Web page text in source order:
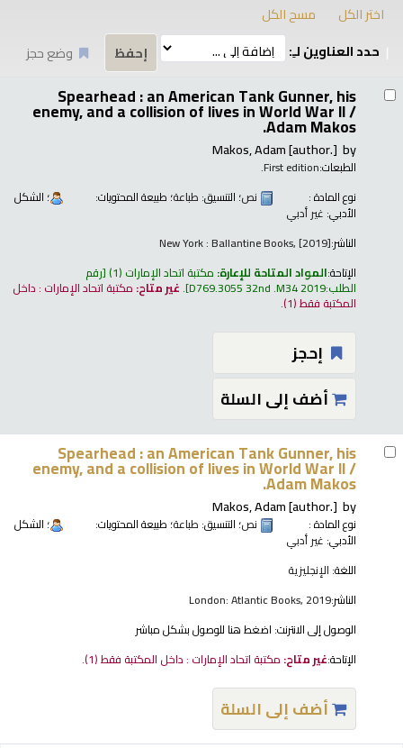
اختر الكل
مسح الكل
حدد العناوين لـِ:
وضع حجز
Spearhead : an American Tank Gunner, his
enemy, and a collision of lives in World War II /
Adam Makos.
by
Makos, Adam[author.]
الطبعات:First edition.
نوع المادة :
نص؛ التنسيق: طباعة؛ طبيعة المحتويات: ؛ الشكل
الأدبي: غير أدبي
الناشر:New York : Ballantine Books, [2019]
الإتاحة:المواد المتاحة للإعارة: مكتبة اتحاد الإمارات (1) رقم
الطلب:D769.3055 32nd .M34 2019
.غير متاح: مكتبة اتحاد الإمارات : داخل
المكتبة فقط(1).
إحجز
أضف إلى السلة
Spearhead : an American Tank Gunner, his
enemy, and a collision of lives in World War II /
Adam Makos.
by
Makos, Adam[author.]
نوع المادة : نص؛ التنسيق: طباعة؛ طبيعة المحتويات: ؛ الشكل
الأدبي: غير أدبي
اللغة: الإنجليزية
الناشر:London: Atlantic Books, 2019
الوصول إلى الانترنت: اضغط هنا للوصول بشكل مباشر
الإتاحة:غير متاح: مكتبة اتحاد الإمارات : داخل المكتبة فقط(1).
أضف إلى السلة